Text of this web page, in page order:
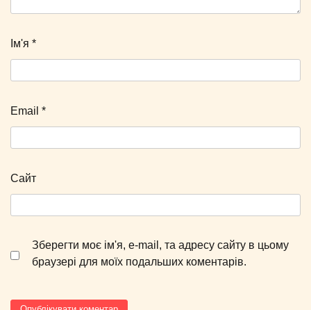
Ім'я *
Email *
Сайт
Зберегти моє ім'я, e-mail, та адресу сайту в цьому
браузері для моїх подальших коментарів.